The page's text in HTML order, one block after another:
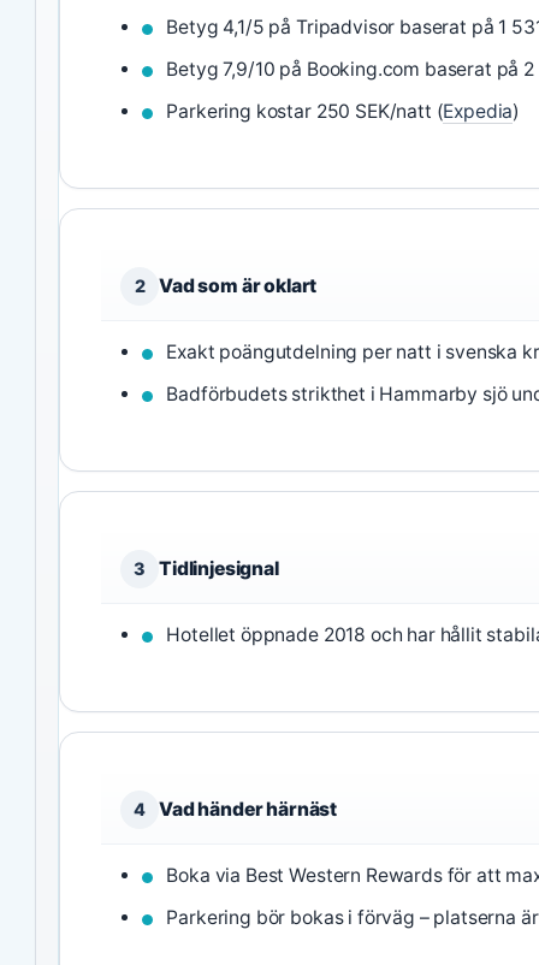
Betyg 4,1/5 på Tripadvisor baserat på 1
Betyg 7,9/10 på Booking.com baserat på
Parkering kostar 250 SEK/natt (Expedia)
2 Vad som är oklart
Exakt poängutdelning per natt i svenska
Badförbudets strikthet i Hammarby sjö
3 Tidlinjesignal
Hotellet öppnade 2018 och har hållit
4 Vad händer härnäst
Boka via Best Western Rewards för att
Parkering bör bokas i förväg – platserna